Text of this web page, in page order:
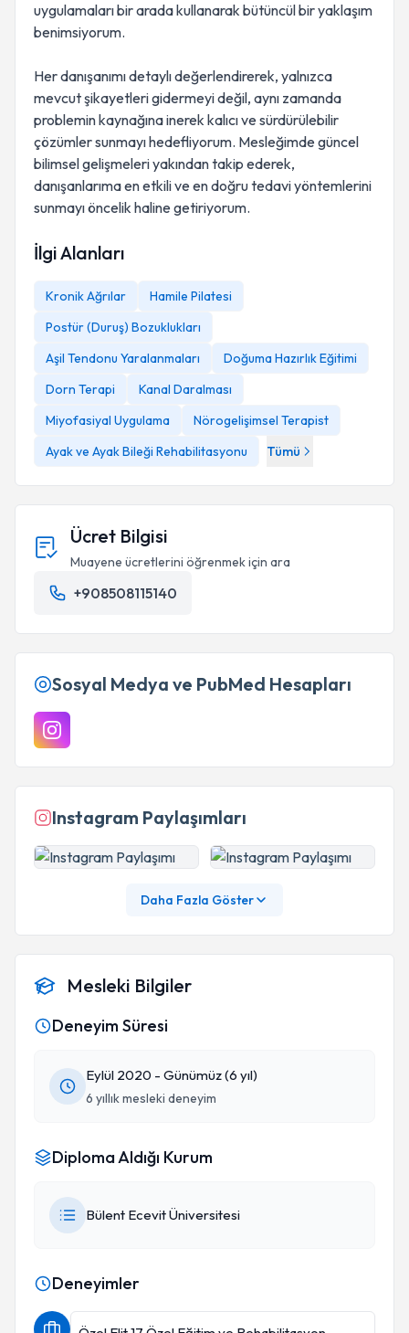
uygulamaları bir arada kullanarak bütüncül bir yaklaşım
benimsiyorum.
Her danışanımı detaylı değerlendirerek, yalnızca
mevcut şikayetleri gidermeyi değil, aynı zamanda
problemin kaynağına inerek kalıcı ve sürdürülebilir
çözümler sunmayı hedefliyorum. Mesleğimde güncel
bilimsel gelişmeleri yakından takip ederek,
danışanlarıma en etkili ve en doğru tedavi yöntemlerini
sunmayı öncelik haline getiriyorum.
İlgi Alanları
Kronik Ağrılar
Hamile Pilatesi
Postür (Duruş) Bozuklukları
Aşil Tendonu Yaralanmaları
Doğuma Hazırlık Eğitimi
Dorn Terapi
Kanal Daralması
Miyofasiyal Uygulama
Nörogelişimsel Terapist
Ayak ve Ayak Bileği Rehabilitasyonu
Tümü
Ücret Bilgisi
Muayene ücretlerini öğrenmek için ara
+908508115140
Sosyal Medya ve PubMed Hesapları
Instagram Paylaşımları
Daha Fazla Göster
Mesleki Bilgiler
Deneyim Süresi
Eylül 2020 - Günümüz (6 yıl)
6 yıllık mesleki deneyim
Diploma Aldığı Kurum
Bülent Ecevit Üniversitesi
Deneyimler